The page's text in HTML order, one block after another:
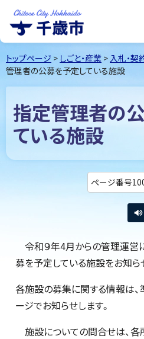
千歳市Chitose
City Hokkaido
トップページ > しごと・産業 >入札・契
管理者の公募を予定している施設
指定管理者の
ている施設
ページ番号
令和９年4月からの管理運営
募を予定している施設をお知ら
各施設の募集に関する情報は
ージでお知らせします。
施設についての問合せは、各